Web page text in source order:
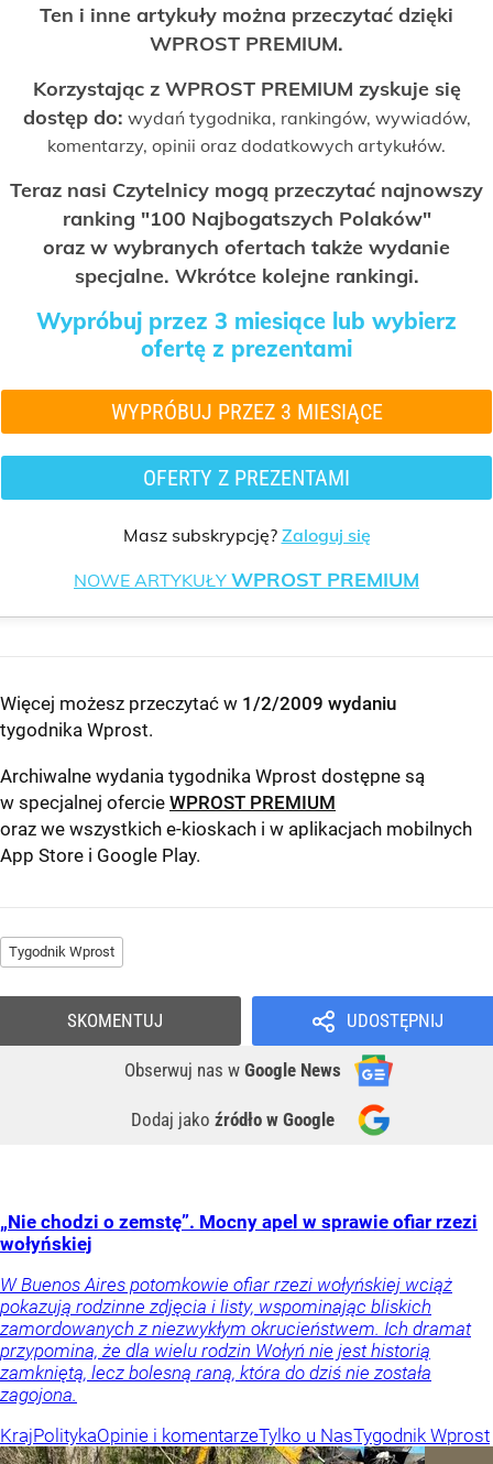
Ten i inne artykuły można przeczytać dzięki
WPROST PREMIUM.
Korzystając z WPROST PREMIUM zyskuje się
dostęp do: wydań tygodnika, rankingów, wywiadów,
komentarzy, opinii oraz dodatkowych artykułów.
Teraz nasi Czytelnicy mogą przeczytać najnowszy
ranking "100 Najbogatszych Polaków"
oraz w wybranych ofertach także wydanie
specjalne. Wkrótce kolejne rankingi.
Wypróbuj przez 3 miesiące lub wybierz
ofertę z prezentami
WYPRÓBUJ PRZEZ 3 MIESIĄCE
OFERTY Z PREZENTAMI
Masz subskrypcję? Zaloguj się
NOWE ARTYKUŁY WPROST PREMIUM
Więcej możesz przeczytać w 1/2/2009 wydaniu
tygodnika Wprost.
Archiwalne wydania tygodnika Wprost dostępne są
w specjalnej ofercie WPROST PREMIUM
oraz we wszystkich e-kioskach i w aplikacjach mobilnych
App Store i Google Play.
Tygodnik Wprost
UDOSTĘPNIJ
Obserwuj nas w Google News
Dodaj jako źródło w Google
SKOMENTUJ
„Nie chodzi o zemstę”. Mocny apel w sprawie ofiar rzezi
wołyńskiej
W Buenos Aires potomkowie ofiar rzezi wołyńskiej wciąż
pokazują rodzinne zdjęcia i listy, wspominając bliskich
zamordowanych z niezwykłym okrucieństwem. Ich dramat
przypomina, że dla wielu rodzin Wołyń nie jest historią
zamkniętą, lecz bolesną raną, która do dziś nie została
zagojona.
KrajPolitykaOpinie i komentarzeTylko u NasTygodnik Wprost